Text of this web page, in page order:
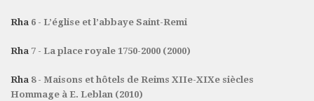
Rha 6 - L’église et l’abbaye Saint-Remi
Rha 7 - La place royale 1750-2000 (2000)
Rha 8 - Maisons et hôtels de Reims XIIe-XIXe siècles
Hommage à E. Leblan (2010)